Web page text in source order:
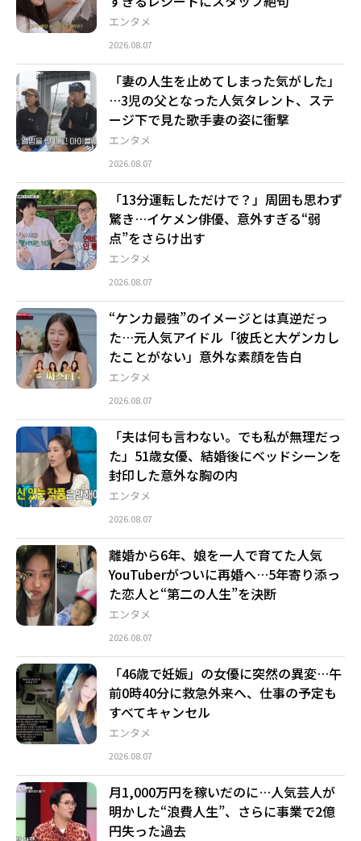
エンタメ
2026.08.07
エンタメ
「妻の人生を止めてしまった気がした」
…3児の父となった人気タレント、ステ
ージ下で見た歌手妻の姿に衝撃
2026.08.07
エンタメ
「13分運転しただけで？」周囲も思わず
驚き…イケメン俳優、意外すぎる“弱
点”をさらけ出す
2026.08.07
エンタメ
“ケンカ最強”のイメージとは真逆だっ
た…元人気アイドル「彼氏と大ゲンカし
たことがない」意外な素顔を告白
2026.08.07
エンタメ
「夫は何も言わない。でも私が無理だっ
た」51歳女優、結婚後にベッドシーンを
封印した意外な胸の内
2026.08.07
エンタメ
離婚から6年、娘を一人で育てた人気
YouTuberがついに再婚へ…5年寄り添っ
た恋人と“第二の人生”を決断
2026.08.07
エンタメ
「46歳で妊娠」の女優に突然の異変…午
前0時40分に救急外来へ、仕事の予定も
すべてキャンセル
2026.08.07
月1,000万円を稼いだのに…人気芸人が
明かした“浪費人生”、さらに事業で2億
円失った過去